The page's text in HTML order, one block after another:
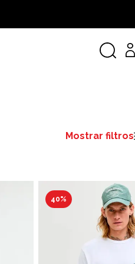
Mostrar filtros
40%